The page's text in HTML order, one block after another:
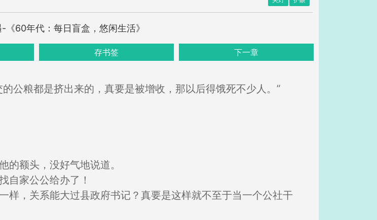
60年代：每日盲盒，悠闲生活》
存书签 下一章
公粮都是挤出来的，真要是被增收，那以后得饿死不少人。”
的额头，没好气地说道。
自家公公给办了！
样，关系能大过县政府书记？真要是这样就不至于当一个公社干